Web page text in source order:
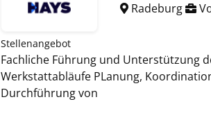
Radeburg
Stellenangebot
Fachliche Führung und Unterstützung
Werkstattabläufe PLanung,
Durchführung von